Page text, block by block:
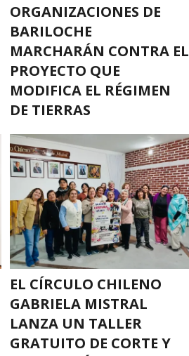
ORGANIZACIONES DE
BARILOCHE
MARCHARÁN CONTRA EL
PROYECTO QUE
MODIFICA EL RÉGIMEN
DE TIERRAS
EL CÍRCULO CHILENO
GABRIELA MISTRAL
LANZA UN TALLER
GRATUITO DE CORTE Y